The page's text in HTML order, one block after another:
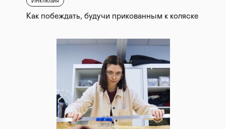
Как побеждать, будучи прикованным к коляске